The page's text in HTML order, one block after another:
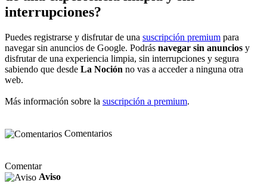
interrupciones?
Puedes registrarse y disfrutar de una suscripción premium para
navegar sin anuncios de Google. Podrás navegar sin anuncios y
disfrutar de una experiencia limpia, sin interrupciones y segura
sabiendo que desde La Noción no vas a acceder a ninguna otra
web.
Más información sobre la suscripción a premium.
Comentarios
Comentar
Aviso